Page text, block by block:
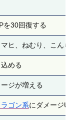
を30回復する
ヒ、ねむり、こん
める
ジが増える
ラゴン系にダメージ